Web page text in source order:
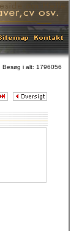
Besøg i alt: 1796056